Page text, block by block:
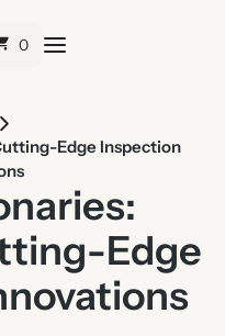
Edge Inspection
Edge